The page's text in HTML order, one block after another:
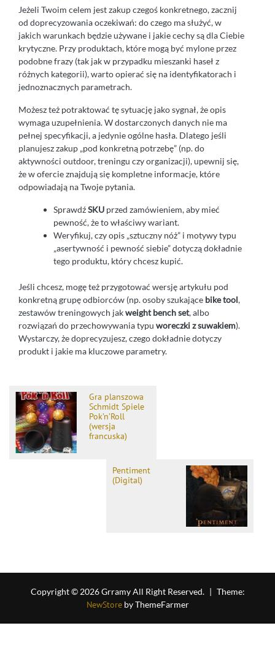
Jeżeli Twoim celem jest zakup czegoś konkretnego, zacznij
od doprecyzowania oczekiwań: do czego ma służyć, w
jakich warunkach będzie używane i jakie cechy są dla Ciebie
krytyczne. Przy produktach, które mogą być mylone przez
podobne frazy (tak jak w przypadku mieszanki haseł z
różnych kategorii), warto opierać się na identyfikatorach i
jednoznacznych parametrach.
Możesz też potraktować tę sytuację jako sygnał, że opis
wymaga uzupełnienia. W dostarczonych danych nie ma
pełnej specyfikacji, a jedynie ogólne hasła. Dlatego jeśli
planujesz zakup „pod konkretną potrzebę” (np. do
aktywności outdoor, treningu czy organizacji), upewnij się,
że w ofercie znajdują się kompletne informacje, które
odpowiadają na Twoje pytania.
SprawdźSKU przed zamówieniem, aby mieć
pewność, że to właściwy wariant.
Weryfikuj, czy opis „sztuczny nóż” i motywy typu
„asertywność i pewność siebie” dotyczą dokładnie
tego produktu, który chcesz kupić.
Jeśli chcesz, mogę też przygotować wersję artykułu pod
konkretną grupę odbiorców (np. osoby szukające bike tool,
zestawów treningowych jakweight bench set, albo
rozwiązań do przechowywania typu woreczki z suwakiem).
Wystarczy, że doprecyzujesz, czego dokładnie dotyczy
produkt i jakie ma kluczowe parametry.
Gra planszowa
Schmidt Spiele
Pok’n’Roll
(wersja
francuska)
Pentiment
(Digital)
Copyright © 2026 Grramy All Right Reserved. | Theme:
NewStoreby ThemeFarmer